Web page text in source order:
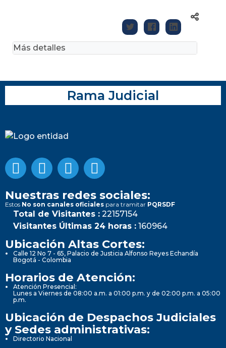
Más detalles
Rama Judicial
Nuestras redes sociales:
Estos No son canales oficiales para tramitar PQRSDF
Total de Visitantes : 22157154
Visitantes Últimas 24 horas : 160964
Ubicación Altas Cortes:
Calle 12 No 7 - 65, Palacio de Justicia Alfonso Reyes Echandía
Bogotá - Colombia
Horarios de Atención:
Atención Presencial:
Lunes a Viernes de 08:00 a.m. a 01:00 p.m. y de 02:00 p.m. a 05:00
p.m.
Ubicación de Despachos Judiciales
y Sedes administrativas:
Directorio Nacional